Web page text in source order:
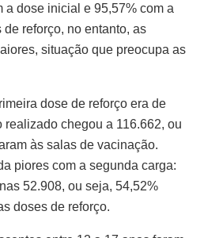
a dose inicial e 95,57% com a
reforço, no entanto, as
situação que preocupa as
dose de reforço era de
realizado chegou a 116.662, ou
às salas de vacinação.
piores com a segunda carga:
52.908, ou seja, 54,52%
doses de reforço.